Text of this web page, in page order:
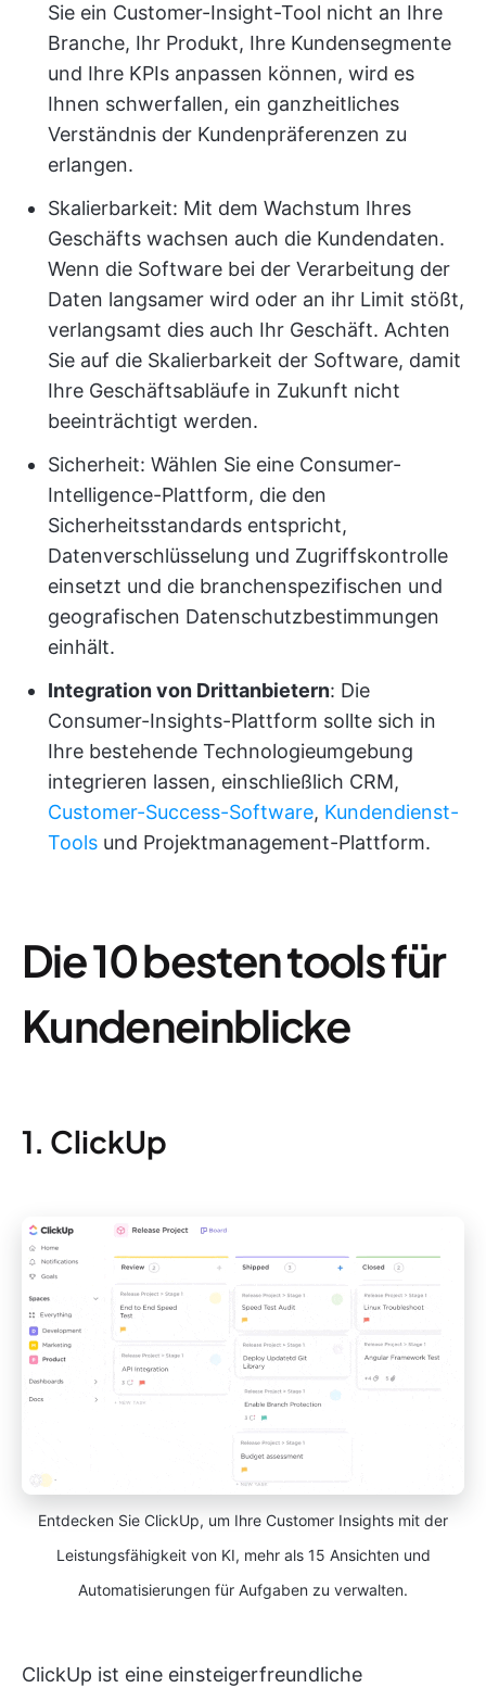
Sie ein Customer-Insight-Tool nicht an Ihre
Branche, Ihr Produkt, Ihre Kundensegmente
und Ihre KPIs anpassen können, wird es
Ihnen schwerfallen, ein ganzheitliches
Verständnis der Kundenpräferenzen zu
erlangen.
Skalierbarkeit: Mit dem Wachstum Ihres
Geschäfts wachsen auch die Kundendaten.
Wenn die Software bei der Verarbeitung der
Daten langsamer wird oder an ihr Limit stößt,
verlangsamt dies auch Ihr Geschäft. Achten
Sie auf die Skalierbarkeit der Software, damit
Ihre Geschäftsabläufe in Zukunft nicht
beeinträchtigt werden.
Sicherheit: Wählen Sie eine Consumer-
Intelligence-Plattform, die den
Sicherheitsstandards entspricht,
Datenverschlüsselung und Zugriffskontrolle
einsetzt und die branchenspezifischen und
geografischen Datenschutzbestimmungen
einhält.
Integration von Drittanbietern: Die
Consumer-Insights-Plattform sollte sich in
Ihre bestehende Technologieumgebung
integrieren lassen, einschließlich CRM,
Customer-Success-Software, Kundendienst-
Tools und Projektmanagement-Plattform.
Die 10 besten tools für
Kundeneinblicke
1. ClickUp
Entdecken Sie ClickUp, um Ihre Customer Insights mit der
Leistungsfähigkeit von KI, mehr als 15 Ansichten und
Automatisierungen für Aufgaben zu verwalten.
ClickUp ist eine einsteigerfreundliche